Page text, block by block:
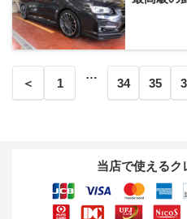
＜ 1
…
34 35
当店で使えるク